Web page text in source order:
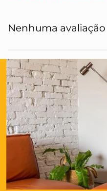
Nenhuma avaliação